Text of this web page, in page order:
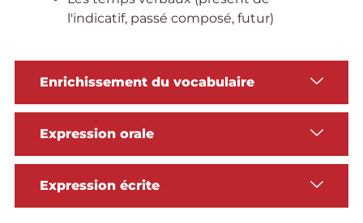
l'indicatif, passé composé, futur)
Enrichissement du vocabulaire
Expression orale
Expression écrite